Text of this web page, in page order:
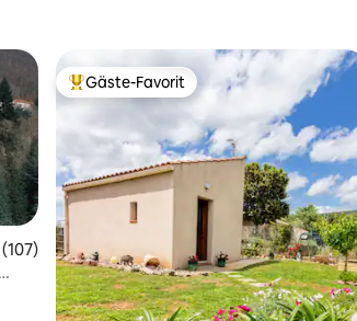
Bewertung: 4,93 von 5, 107
Beliebter Gäste-Favorit.
Gäste-Favorit